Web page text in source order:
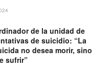
de la unidad de
de suicidio: “La
no desea morir, sino
sufrir”